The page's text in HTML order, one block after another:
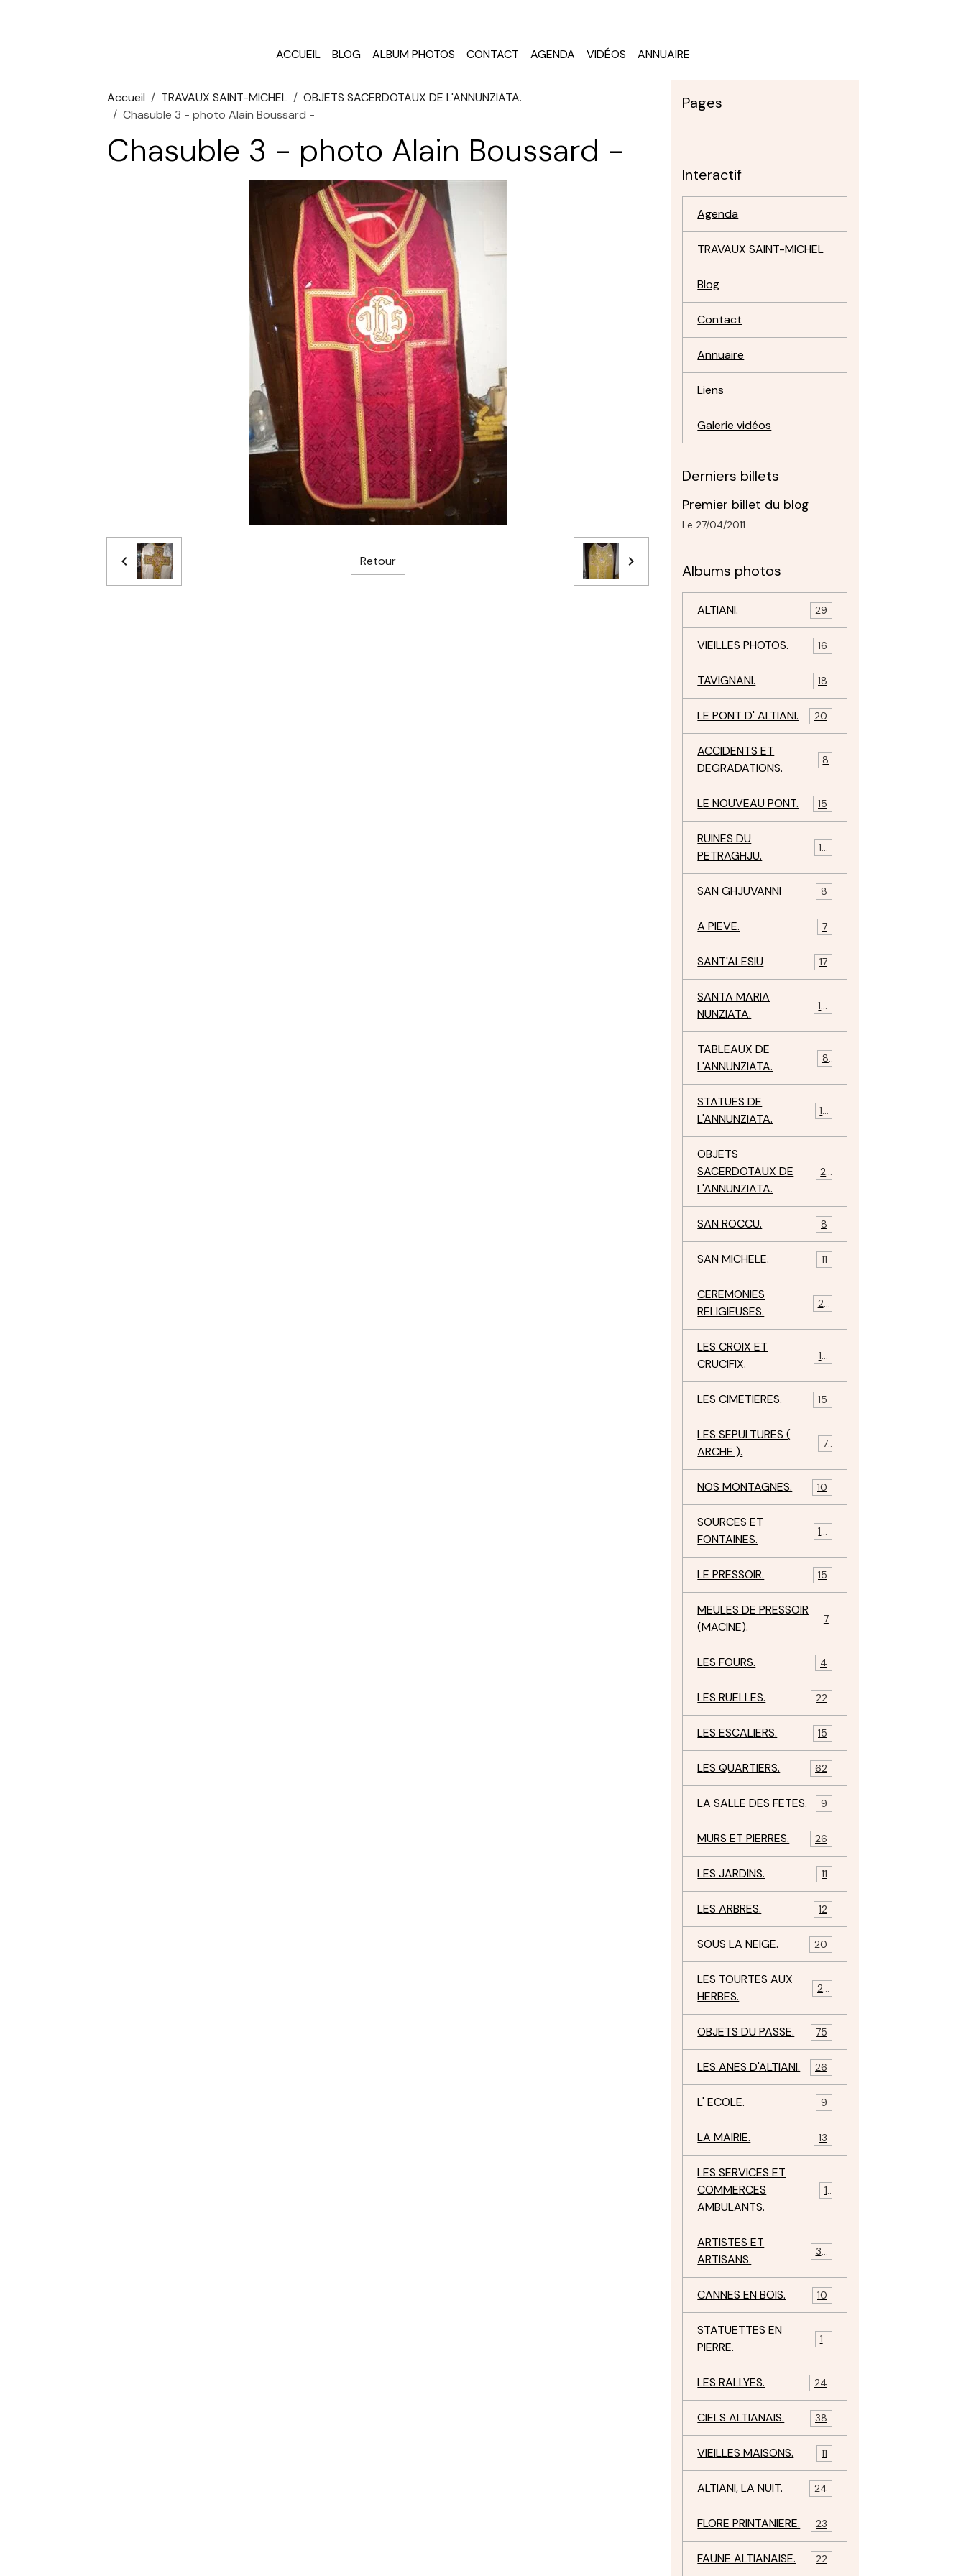
ACCUEIL BLOG ALBUM PHOTOS CONTACT AGENDA VIDÉOS ANNUAIRE
Accueil TRAVAUX SAINT-MICHEL
OBJETS SACERDOTAUX DE L'ANNUNZIATA.
Chasuble 3 - photo Alain Boussard -
Chasuble 3 - photo Alain Boussard -
Retour
Pages
Interactif
Agenda
TRAVAUX SAINT-MICHEL
Blog
Contact
Annuaire
Liens
Galerie vidéos
Derniers billets
Premier billet du blog
Le 27/04/2011
Albums photos
ALTIANI. 29
VIEILLES PHOTOS. 16
TAVIGNANI. 18
LE PONT D' ALTIANI. 20
ACCIDENTS ET
DEGRADATIONS.
8
LE NOUVEAU PONT. 15
RUINES DU
PETRAGHJU.
12
SAN GHJUVANNI 8
A PIEVE. 7
SANT'ALESIU 17
SANTA MARIA
NUNZIATA.
10
TABLEAUX DE
L'ANNUNZIATA.
8
STATUES DE
L'ANNUNZIATA.
15
OBJETS
SACERDOTAUX DE
L'ANNUNZIATA.
24
SAN ROCCU. 8
SAN MICHELE. 11
CEREMONIES
RELIGIEUSES.
23
LES CROIX ET
CRUCIFIX.
18
LES CIMETIERES. 15
LES SEPULTURES (
ARCHE ).
7
NOS MONTAGNES. 10
SOURCES ET
FONTAINES.
10
LE PRESSOIR. 15
MEULES DE PRESSOIR
(MACINE).
7
LES FOURS. 4
LES RUELLES. 22
LES ESCALIERS. 15
LES QUARTIERS. 62
LA SALLE DES FETES. 9
MURS ET PIERRES. 26
LES JARDINS. 11
LES ARBRES. 12
SOUS LA NEIGE. 20
LES TOURTES AUX
HERBES.
29
OBJETS DU PASSE. 75
LES ANES D'ALTIANI. 26
L' ECOLE. 9
LA MAIRIE. 13
LES SERVICES ET
COMMERCES
AMBULANTS.
11
ARTISTES ET
ARTISANS.
34
CANNES EN BOIS. 10
STATUETTES EN
PIERRE.
17
LES RALLYES. 24
CIELS ALTIANAIS. 38
VIEILLES MAISONS. 11
ALTIANI, LA NUIT. 24
FLORE PRINTANIERE. 23
FAUNE ALTIANAISE. 22